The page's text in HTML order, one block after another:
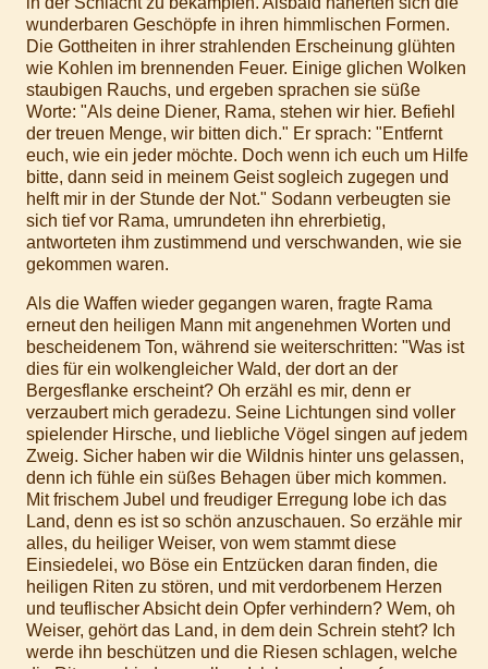
wunderbaren Geschöpfe in ihren himmlischen Formen.
Die Gottheiten in ihrer strahlenden Erscheinung glühten
wie Kohlen im brennenden Feuer. Einige glichen Wolken
staubigen Rauchs, und ergeben sprachen sie süße
Worte: "Als deine Diener, Rama, stehen wir hier. Befiehl
der treuen Menge, wir bitten dich." Er sprach: "Entfernt
euch, wie ein jeder möchte. Doch wenn ich euch um Hilfe
bitte, dann seid in meinem Geist sogleich zugegen und
helft mir in der Stunde der Not." Sodann verbeugten sie
sich tief vor Rama, umrundeten ihn ehrerbietig,
antworteten ihm zustimmend und verschwanden, wie sie
gekommen waren.
Als die Waffen wieder gegangen waren, fragte Rama
erneut den heiligen Mann mit angenehmen Worten und
bescheidenem Ton, während sie weiterschritten: "Was ist
dies für ein wolkengleicher Wald, der dort an der
Bergesflanke erscheint? Oh erzähl es mir, denn er
verzaubert mich geradezu. Seine Lichtungen sind voller
spielender Hirsche, und liebliche Vögel singen auf jedem
Zweig. Sicher haben wir die Wildnis hinter uns gelassen,
denn ich fühle ein süßes Behagen über mich kommen.
Mit frischem Jubel und freudiger Erregung lobe ich das
Land, denn es ist so schön anzuschauen. So erzähle mir
alles, du heiliger Weiser, von wem stammt diese
Einsiedelei, wo Böse ein Entzücken daran finden, die
heiligen Riten zu stören, und mit verdorbenem Herzen
und teuflischer Absicht dein Opfer verhindern? Wem, oh
Weiser, gehört das Land, in dem dein Schrein steht? Ich
werde ihn beschützen und die Riesen schlagen, welche